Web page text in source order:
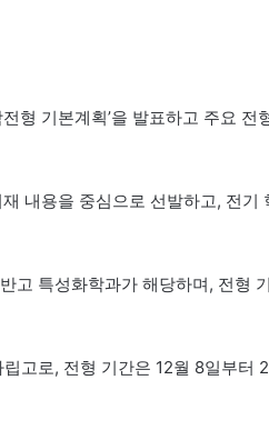
형 기본계획’을 발표하고 주요 전
내용을 중심으로 선발하고, 전기
특성화학과가 해당하며, 전형
로, 전형 기간은 12월 8일부터